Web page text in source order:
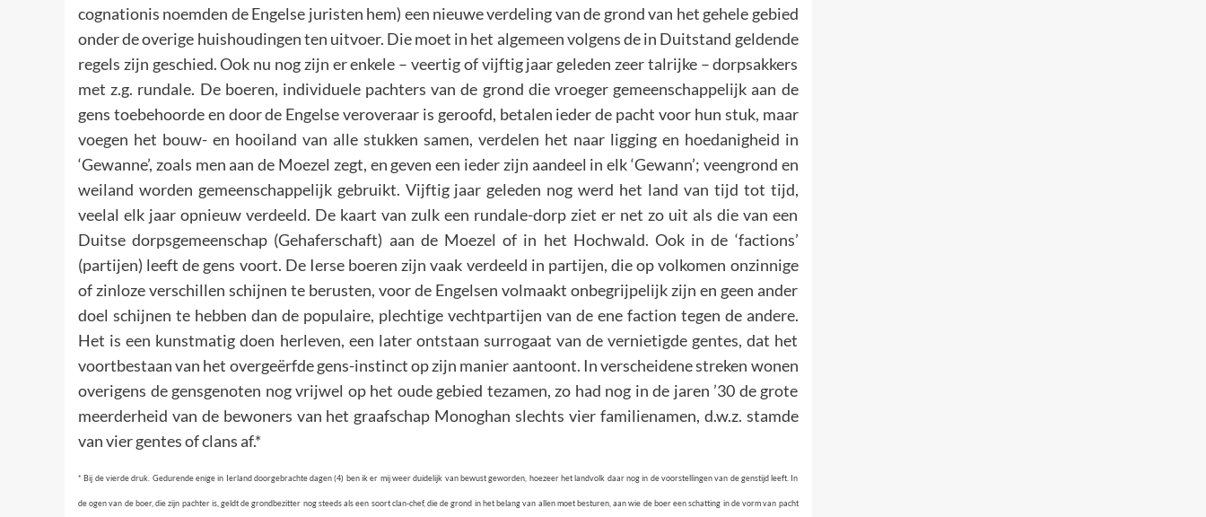
cognationis noemden de Engelse juristen hem) een nieuwe verdeling van de grond van het gehele gebied
onder de overige huishoudingen ten uitvoer. Die moet in het algemeen volgens de in Duitstand geldende
regels zijn geschied. Ook nu nog zijn er enkele – veertig of vijftig jaar geleden zeer talrijke – dorpsakkers
met z.g. rundale. De boeren, individuele pachters van de grond die vroeger gemeenschappelijk aan de
gens toebehoorde en door de Engelse veroveraar is geroofd, betalen ieder de pacht voor hun stuk, maar
voegen het bouw- en hooiland van alle stukken samen, verdelen het naar ligging en hoedanigheid in
‘Gewanne’, zoals men aan de Moezel zegt, en geven een ieder zijn aandeel in elk ‘Gewann’; veengrond en
weiland worden gemeenschappelijk gebruikt. Vijftig jaar geleden nog werd het land van tijd tot tijd,
veelal elk jaar opnieuw verdeeld. De kaart van zulk een rundale-dorp ziet er net zo uit als die van een
Duitse dorpsgemeenschap (Gehaferschaft) aan de Moezel of in het Hochwald. Ook in de ‘factions’
(partijen) leeft de gens voort. De Ierse boeren zijn vaak verdeeld in partijen, die op volkomen onzinnige
of zinloze verschillen schijnen te berusten, voor de Engelsen volmaakt onbegrijpelijk zijn en geen ander
doel schijnen te hebben dan de populaire, plechtige vechtpartijen van de ene faction tegen de andere.
Het is een kunstmatig doen herleven, een later ontstaan surrogaat van de vernietigde gentes, dat het
voortbestaan van het overgeërfde gens-instinct op zijn manier aantoont. In verscheidene streken wonen
overigens de gensgenoten nog vrijwel op het oude gebied tezamen, zo had nog in de jaren ’30 de grote
meerderheid van de bewoners van het graafschap Monoghan slechts vier familienamen, d.w.z. stamde
van vier gentes of clans af.*
* Bij de vierde druk. Gedurende enige in Ierland doorgebrachte dagen (4) ben ik er mij weer duidelijk van bewust geworden, hoezeer het landvolk daar nog in de voorstellingen van de genstijd leeft. In
de ogen van de boer, die zijn pachter is, geldt de grondbezitter nog steeds als een soort clan-chef, die de grond in het belang van allen moet besturen, aan wie de boer een schatting in de vorm van pacht